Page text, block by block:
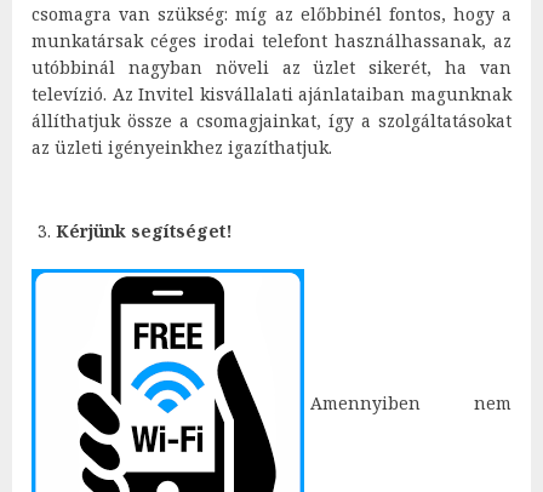
csomagra van szükség: míg az előbbinél fontos, hogy a
munkatársak céges irodai telefont használhassanak, az
utóbbinál nagyban növeli az üzlet sikerét, ha van
televízió. Az Invitel kisvállalati ajánlataiban magunknak
állíthatjuk össze a csomagjainkat, így a szolgáltatásokat
az üzleti igényeinkhez igazíthatjuk.
Kérjünk segítséget!
Amennyiben nem